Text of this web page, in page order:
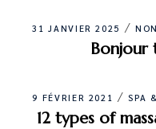
31 JANVIER 2025
Bonjour
9 FÉVRIER 2021 SPA
12 types of